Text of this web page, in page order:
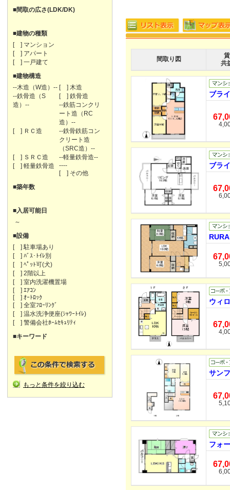
■間取の広さ(LDK/DK)
■建物の種類
[ ] マンション
[ ] アパート
[ ] 一戸建て
■建物構造
--木造（W造）-- [ ] 木造
--鉄骨造（S
造）--
[ ] 鉄骨造
--鉄筋コンクリ
ート造（RC
造）--
[ ] ＲＣ造
--鉄骨鉄筋コン
クリート造
（SRC造）--
[ ] ＳＲＣ造
--軽量鉄骨造--
[ ] 軽量鉄骨造
----
[ ] その他
■築年数
■入居可能日
～
■設備
[ ] 駐車場あり
[ ] ﾊﾞｽ･ﾄｲﾚ別
[ ] ﾍﾟｯﾄ可(犬)
[ ] 2階以上
[ ] 室内洗濯機置場
[ ] ｴｱｺﾝ
[ ] ｵｰﾄﾛｯｸ
[ ] 全室ﾌﾛｰﾘﾝｸﾞ
[ ] 温水洗浄便座(ｼｬﾜｰﾄｲﾚ)
[ ] 警備会社ﾎｰﾑｾｷｭﾘﾃｨ
■キーワード
もっと条件を絞り込む
間取り図
共
ブラ
ブラ
ウィ
サン
フォ